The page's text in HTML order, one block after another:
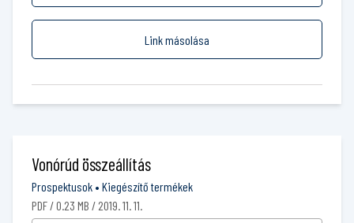
Link másolása
Vonórúd összeállítás
Prospektusok • Kiegészítő termékek
PDF / 0.23 MB / 2019. 11. 11.